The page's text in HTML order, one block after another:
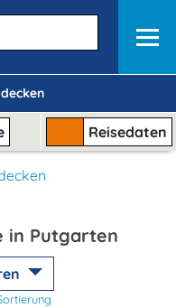
Reisedaten
in Putgarten